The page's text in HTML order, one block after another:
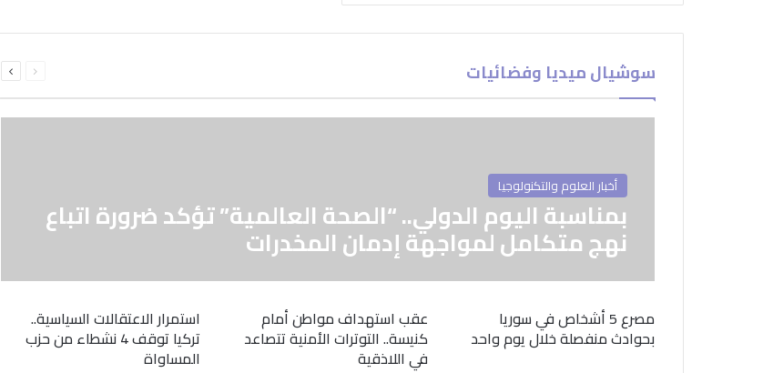
سوشيال ميديا وفضائيات الصفحةالصفحة
أخبار العلوم والتكنولوجيا
بمناسبة اليوم الدولي.. “الصحة العالمية” تؤكد ضرورة اتباع
نهج متكامل لمواجهة إدمان المخدرات
مصرع 5 أشخاص في سوريا
بحوادث منفصلة خلال يوم واحد
عقب استهداف مواطن أمام
كنيسة.. التوترات الأمنية تتصاعد
في اللاذقية
استمرار الاعتقالات السياسية..
تركيا توقف 4 نشطاء من حزب
المساواة